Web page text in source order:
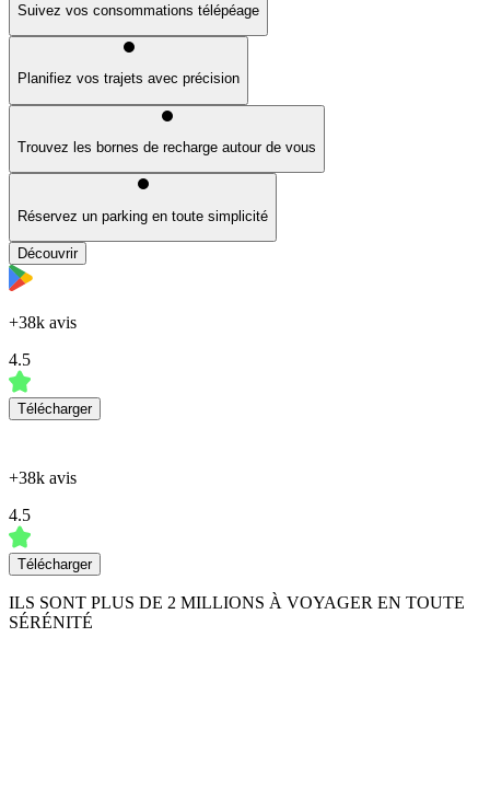
Suivez vos consommations télépéage
Planifiez vos trajets avec précision
Trouvez les bornes de recharge autour de vous
Réservez un parking en toute simplicité
Découvrir
+38k avis
4.5
Télécharger
+38k avis
4.5
Télécharger
ILS SONT PLUS DE 2 MILLIONS À VOYAGER EN TOUTE
SÉRÉNITÉ